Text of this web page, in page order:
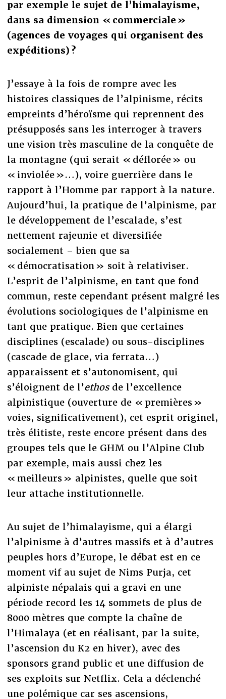
par exemple le sujet de l’himalayisme,
dans sa dimension « commerciale »
(agences de voyages qui organisent des
expéditions) ?
J’essaye à la fois de rompre avec les
histoires classiques de l’alpinisme, récits
empreints d’héroïsme qui reprennent des
présupposés sans les interroger à travers
une vision très masculine de la conquête de
la montagne (qui serait « déflorée » ou
« inviolée »…), voire guerrière dans le
rapport à l’Homme par rapport à la nature.
Aujourd’hui, la pratique de l’alpinisme, par
le développement de l’escalade, s’est
nettement rajeunie et diversifiée
socialement – bien que sa
« démocratisation » soit à relativiser.
L’esprit de l’alpinisme, en tant que fond
commun, reste cependant présent malgré les
évolutions sociologiques de l’alpinisme en
tant que pratique. Bien que certaines
disciplines (escalade) ou sous-disciplines
(cascade de glace, via ferrata…)
apparaissent et s’autonomisent, qui
s’éloignent de l’ethosde l’excellence
alpinistique (ouverture de « premières »
voies, significativement), cet esprit originel,
très élitiste, reste encore présent dans des
groupes tels que le GHM ou l’Alpine Club
par exemple, mais aussi chez les
« meilleurs » alpinistes, quelle que soit
leur attache institutionnelle.
Au sujet de l’himalayisme, qui a élargi
l’alpinisme à d’autres massifs et à d’autres
peuples hors d’Europe, le débat est en ce
moment vif au sujet de Nims Purja, cet
alpiniste népalais qui a gravi en une
période record les 14 sommets de plus de
8000 mètres que compte la chaîne de
l’Himalaya (et en réalisant, par la suite,
l’ascension du K2 en hiver), avec des
sponsors grand public et une diffusion de
ses exploits sur Netflix. Cela a déclenché
une polémique car ses ascensions,